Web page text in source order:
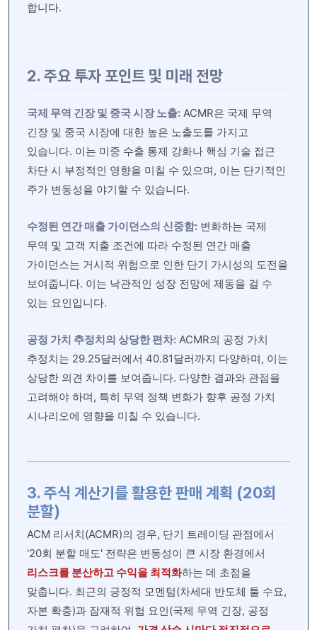
합니다.
2. 주요 투자 포인트 및 미래 전망
국제 무역 긴장 및 중국 시장 노출: ACMR은 국제 무역
긴장 및 중국 시장에 대한 높은 노출도를 가지고
있습니다. 이는 미중 수출 통제 강화나 핵심 기술 접근
차단 시 부정적인 영향을 미칠 수 있으며, 이는 단기적인
주가 변동성을 야기할 수 있습니다.
수정된 연간 매출 가이던스의 신중함: 변화하는 국제
무역 및 고객 지출 조건에 따라 수정된 연간 매출
가이던스는 거시적 위험으로 인한 단기 가시성의 도전을
보여줍니다. 이는 낙관적인 성장 전망에 제동을 걸 수
있는 요인입니다.
공정 가치 추정치의 상당한 편차: ACMR의 공정 가치
추정치는 29.25달러에서 40.81달러까지 다양하며, 이는
상당한 의견 차이를 보여줍니다. 다양한 결과와 관점을
고려해야 하며, 특히 무역 정책 변화가 향후 공정 가치
시나리오에 영향을 미칠 수 있습니다.
3. 주식 계산기를 활용한 판매 계획 (20회
분할)
ACM 리서치(ACMR)의 경우, 단기 트레이딩 관점에서
'20회 분할 매도' 전략은 변동성이 큰 시장 환경에서
리스크를 분산하고 수익을 최적화하는 데 초점을
맞춥니다. 최근의 긍정적 모멘텀(차세대 반도체 툴 수요,
자본 확충)과 잠재적 위험 요인(국제 무역 긴장, 공정